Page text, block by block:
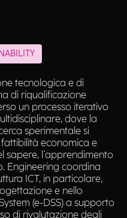
tecnologica e di
di riqualificazione
un processo iterativo
dove la
sperimentale si
economica e
sapere, l'apprendimento
Engineering coordina
ICT, in particolare,
e nello
(e-DSS) a supporto
di rivalutazione degli